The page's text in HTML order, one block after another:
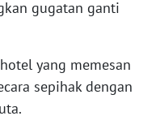
gugatan ganti
yang memesan
sepihak dengan